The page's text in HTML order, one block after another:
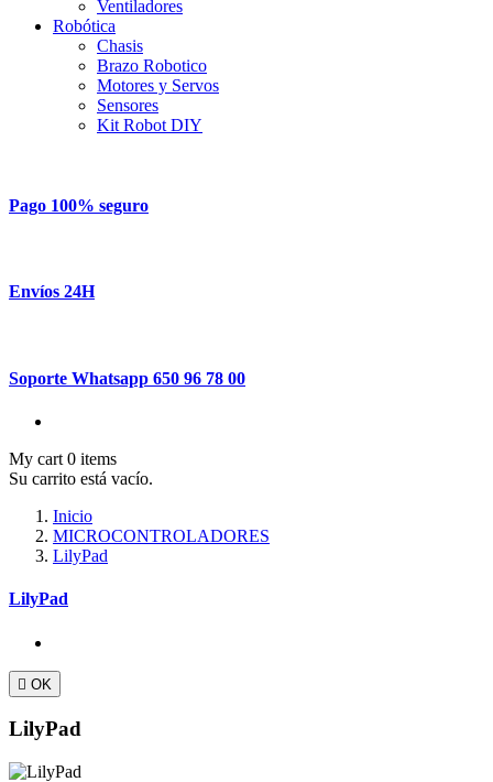
Ventiladores
Robótica
Chasis
Brazo Robotico
Motores y Servos
Sensores
Kit Robot DIY
Pago 100% seguro
Envíos 24H
Soporte Whatsapp 650 96 78 00
My cart 0 items
Su carrito está vacío.
Inicio
MICROCONTROLADORES
LilyPad
LilyPad
 OK
LilyPad